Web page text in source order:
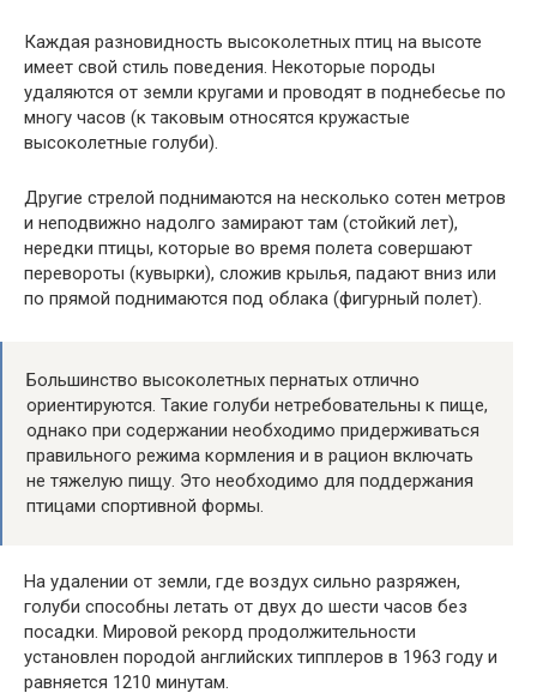
Каждая разновидность высоколетных птиц на высоте
имеет свой стиль поведения. Некоторые породы
удаляются от земли кругами и проводят в поднебесье по
многу часов (к таковым относятся кружастые
высоколетные голуби).
Другие стрелой поднимаются на несколько сотен метров
и неподвижно надолго замирают там (стойкий лет),
нередки птицы, которые во время полета совершают
перевороты (кувырки), сложив крылья, падают вниз или
по прямой поднимаются под облака (фигурный полет).
Большинство высоколетных пернатых отлично
ориентируются. Такие голуби нетребовательны к пище,
однако при содержании необходимо придерживаться
правильного режима кормления и в рацион включать
не тяжелую пищу. Это необходимо для поддержания
птицами спортивной формы.
На удалении от земли, где воздух сильно разряжен,
голуби способны летать от двух до шести часов без
посадки. Мировой рекорд продолжительности
установлен породой английских типплеров в 1963 году и
равняется 1210 минутам.